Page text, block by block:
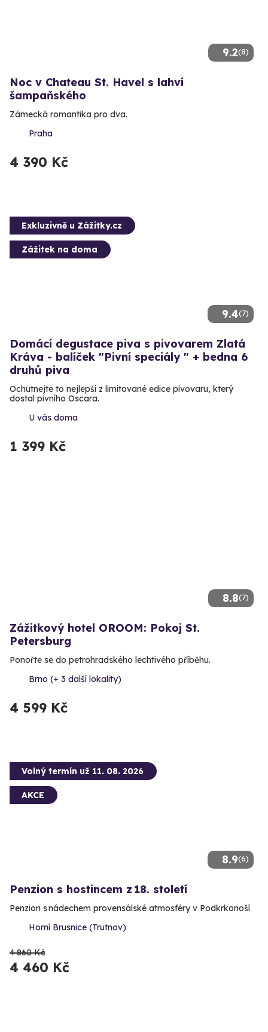
9.2(8)
Noc v Chateau St. Havel s lahví
šampaňského
Zámecká romantika pro dva.
Praha
4 390 Kč
9.4(7)
Exkluzivně u Zážitky.cz
Zážitek na doma
Domácí degustace piva s pivovarem Zlatá
Kráva - balíček "Pivní speciály " + bedna 6
druhů piva
Ochutnejte to nejlepší z limitované edice pivovaru, který
dostal pivního Oscara.
U vás doma
1 399 Kč
8.8(7)
Zážitkový hotel OROOM: Pokoj St.
Petersburg
Ponořte se do petrohradského lechtivého příběhu.
Brno (+ 3 další lokality)
4 599 Kč
8.9(6)
Volný termín už 11. 08. 2026
AKCE
Penzion s hostincem z 18. století
Penzion s nádechem provensálské atmosféry v Podkrkonoší
Horní Brusnice (Trutnov)
4 860 Kč
4 460 Kč